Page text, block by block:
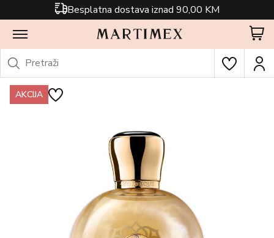
Besplatna dostava iznad 90,00 KM
AKCIJA